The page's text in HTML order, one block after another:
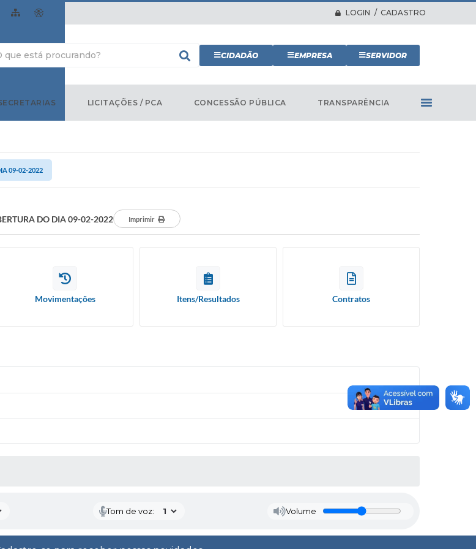
LOGIN / CADASTRO
CIDADÃO EMPRESA SERVIDOR
LICITAÇÕES / PCA CONCESSÃO PÚBLICA TRANSPARÊNCIA
09-02-2022
DO DIA 09-02-2022 Imprimir
Movimentações Itens/Resultados Contratos
Tom de voz: Volume